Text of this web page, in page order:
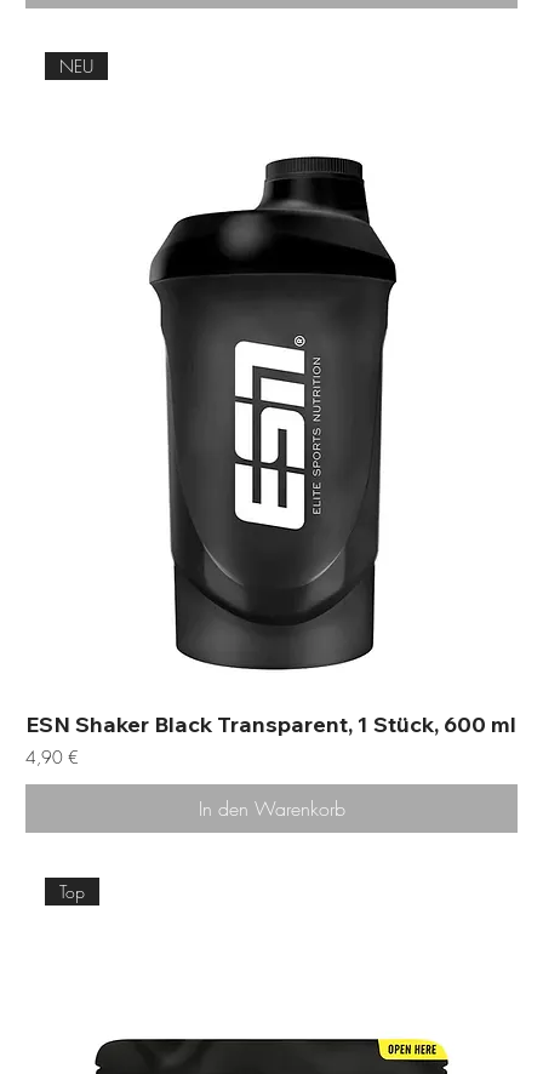
NEU
ESN Shaker Black Transparent, 1 Stück, 600 ml
Preis
4,90 €
In den Warenkorb
Top